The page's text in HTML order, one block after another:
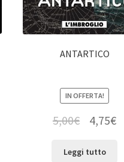
ANTARTICO
IN OFFERTA!
5,00€ 4,75€
Leggi tutto